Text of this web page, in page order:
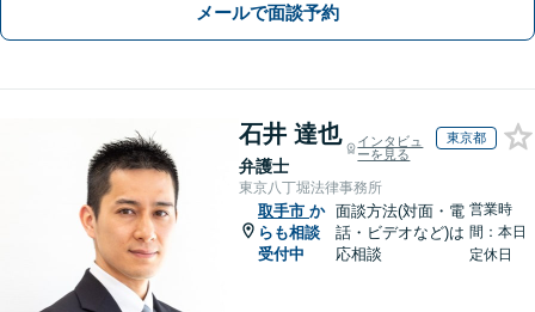
メールで面談予約
石井 達也
弁護士
インタビュ
ーを見る
東京都
東京八丁堀法律事務所
取手市 か
らも相談
受付中
面談方法(対面・電
話・ビデオなど)は
応相談
営業時
間：本日
定休日